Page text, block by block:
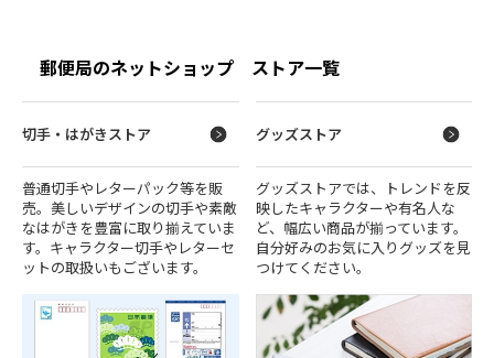
郵便局のネットショップ ストア一覧
切手・はがきストア
普通切手やレターパック等を販
売。美しいデザインの切手や素敵
なはがきを豊富に取り揃えていま
す。キャラクター切手やレターセ
ットの取扱いもございます。
グッズストア
グッズストアでは、トレンドを反
映したキャラクターや有名人な
ど、幅広い商品が揃っています。
自分好みのお気に入りグッズを見
つけてください。